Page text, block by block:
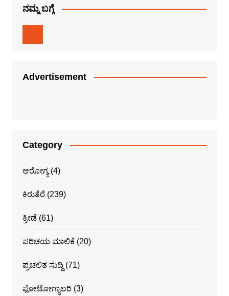
ನಮ್ಮ ಬಗ್ಗೆ
Advertisement
Category
ಆರೋಗ್ಯ(4)
ಕಿರುತೆರೆ(239)
ಕ್ರೀಡೆ(61)
ಪರಿಚಯ ಮಾಲಿಕೆ(20)
ಪ್ರಚಲಿತ ಸುದ್ದಿ (71)
ಫೋಟೋಗ್ಯಾಲರಿ(3)